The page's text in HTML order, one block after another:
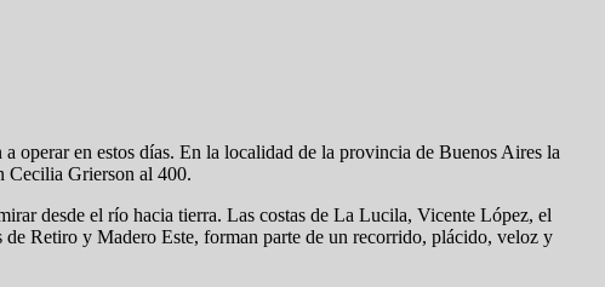
operar en estos días. En la localidad de la provincia de Buenos Aires la
Cecilia Grierson al 400.
desde el río hacia tierra. Las costas de La Lucila, Vicente López, el
Retiro y Madero Este, forman parte de un recorrido, plácido, veloz y